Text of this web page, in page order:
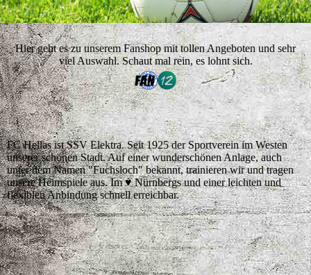
Hier geht es zu unserem Fanshop mit tollen Angeboten und sehr
viel Auswahl. Schaut mal rein, es lohnt sich.
FC Hellas ist SSV Elektra. Seit 1925 der Sportverein im Westen
unserer schönen Stadt. Auf einer wunderschönen Anlage, auch
unter dem Namen "Fuchsloch" bekannt, trainieren wir und tragen
unsere Heimspiele aus. Im ♥️ Nürnbergs und einer leichten und
flexiblen Anbindung schnell erreichbar.